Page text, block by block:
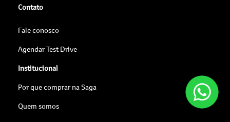
Contato
Fale conosco
Agendar Test Drive
Institucional
Por que comprar na Saga
Quem somos